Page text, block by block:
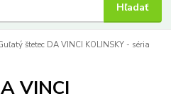
Hľadať
štetec DA VINCI KOLINSKY - séria
VINCI